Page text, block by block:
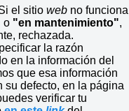
el sitio web no funciona
o "en mantenimiento",
rechazada.
la razón
en la información del
que esa información
su defecto, en la página
verificar tu